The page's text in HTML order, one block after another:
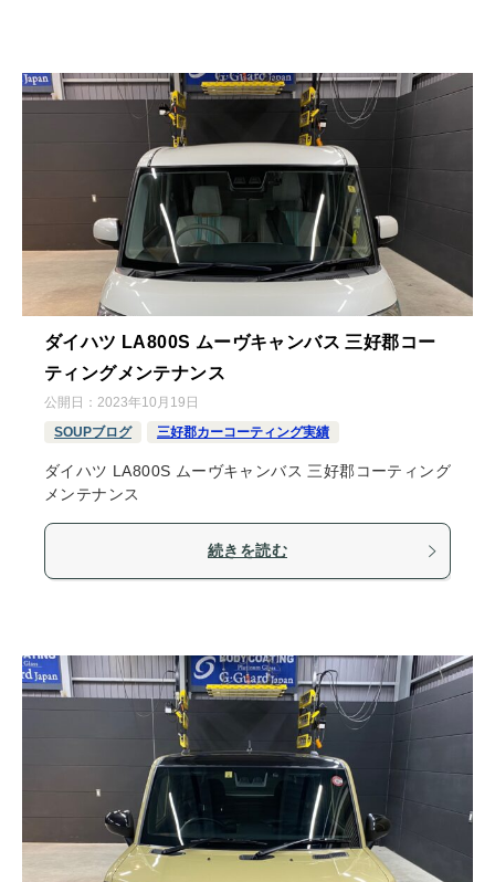
ダイハツ LA800S ムーヴキャンバス 三好郡コー
ティングメンテナンス
公開日： 2023年10月19日
SOUPブログ
三好郡カーコーティング実績
ダイハツ LA800S ムーヴキャンバス 三好郡コーティング
メンテナンス
続きを読む